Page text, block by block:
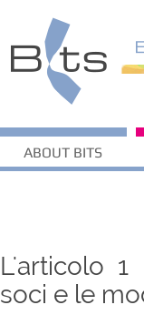
ABOUT BITS
L'articolo 1
soci e le